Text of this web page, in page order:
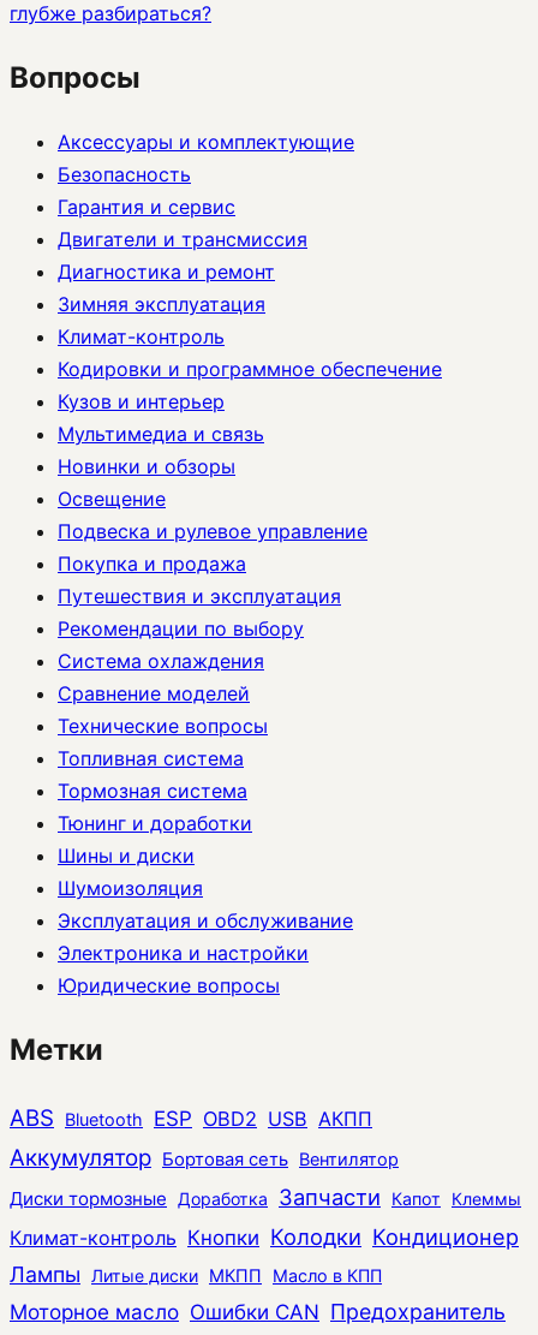
глубже разбираться?
Вопросы
Аксессуары и комплектующие
Безопасность
Гарантия и сервис
Двигатели и трансмиссия
Диагностика и ремонт
Зимняя эксплуатация
Климат-контроль
Кодировки и программное обеспечение
Кузов и интерьер
Мультимедиа и связь
Новинки и обзоры
Освещение
Подвеска и рулевое управление
Покупка и продажа
Путешествия и эксплуатация
Рекомендации по выбору
Система охлаждения
Сравнение моделей
Технические вопросы
Топливная система
Тормозная система
Тюнинг и доработки
Шины и диски
Шумоизоляция
Эксплуатация и обслуживание
Электроника и настройки
Юридические вопросы
Метки
ABS Bluetooth ESP OBD2 USB АКПП
Аккумулятор Бортовая сеть Вентилятор
Диски тормозные Доработка Запчасти Капот Клеммы
Климат-контроль Кнопки Колодки Кондиционер
Лампы Литые диски МКПП Масло в КПП
Моторное масло Ошибки CAN Предохранитель